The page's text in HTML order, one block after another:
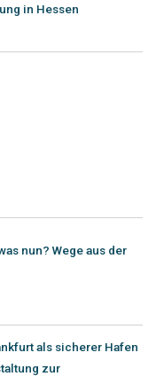
in Hessen
nun? Wege aus der
als sicherer Hafen
zur